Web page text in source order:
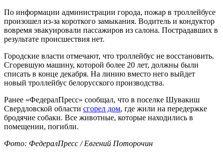
По информации администрации города, пожар в троллейбусе
произошел из-за короткого замыкания. Водитель и кондуктор
вовремя эвакуировали пассажиров из салона. Пострадавших в
результате происшествия нет.
Городские власти отмечают, что троллейбус не восстановить.
Сгоревшую машину, которой более 20 лет, должны были
списать в конце декабря. На линию вместо него выйдет
новый троллейбус белорусского производства.
Ранее «ФедералПресс» сообщал, что в поселке Шувакиш
Свердловской области сгорел дом, где жили на передержке
бродячие собаки. Все животные, которые находились в
помещении, погибли.
Фото: ФедералПресс / Евгений Поторочин